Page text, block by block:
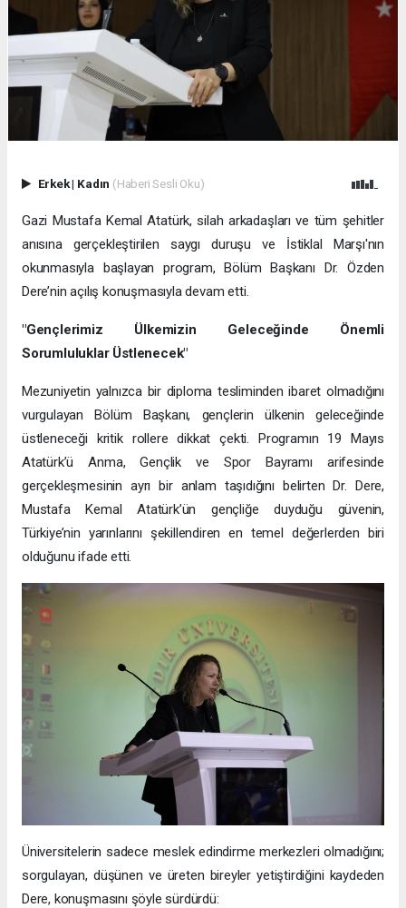
Erkek| Kadın (Haberi Sesli Oku)
Gazi Mustafa Kemal Atatürk, silah arkadaşları ve tüm şehitler
anısına gerçekleştirilen saygı duruşu ve İstiklal Marşı'nın
okunmasıyla başlayan program, Bölüm Başkanı Dr. Özden
Dere’nin açılış konuşmasıyla devam etti.
"Gençlerimiz Ülkemizin Geleceğinde Önemli
Sorumluluklar Üstlenecek"
Mezuniyetin yalnızca bir diploma tesliminden ibaret olmadığını
vurgulayan Bölüm Başkanı, gençlerin ülkenin geleceğinde
üstleneceği kritik rollere dikkat çekti. Programın 19 Mayıs
Atatürk’ü Anma, Gençlik ve Spor Bayramı arifesinde
gerçekleşmesinin ayrı bir anlam taşıdığını belirten Dr. Dere,
Mustafa Kemal Atatürk’ün gençliğe duyduğu güvenin,
Türkiye’nin yarınlarını şekillendiren en temel değerlerden biri
olduğunu ifade etti.
Üniversitelerin sadece meslek edindirme merkezleri olmadığını;
sorgulayan, düşünen ve üreten bireyler yetiştirdiğini kaydeden
Dere, konuşmasını şöyle sürdürdü: